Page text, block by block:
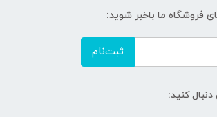
فروشگاه ما باخبر شوید:
ثبت‌نام
کنید: